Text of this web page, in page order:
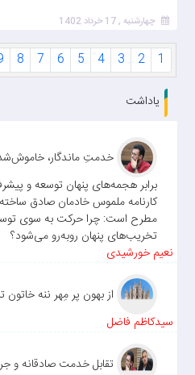
یاداشت
خدمتِ ماندگار،
برابر هجمه‌های پنهان توسعه و
کارنامه ملموس خادمان صادق
مطرح است: چرا حرکت به سوی
تخریب‌های پنهان روبه‌رو می‌شود؟
نعیم خورشیدی
از بهون پر مِهر ننه
سیدکاظم فاضل
تقابل خدمت صادقانه و
چهارشنبه , 17 خرداد 1402
1
2
3
4
5
6
7
8